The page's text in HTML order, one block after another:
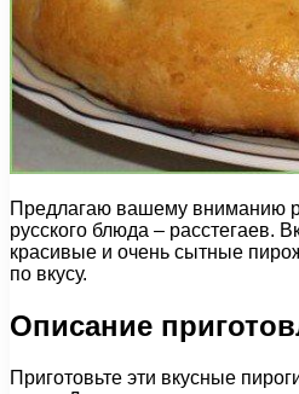
Предлагаю вашему вниманию
русского блюда – расстегаев.
красивые и очень сытные
по вкусу.
Описание
Приготовьте эти вкусные